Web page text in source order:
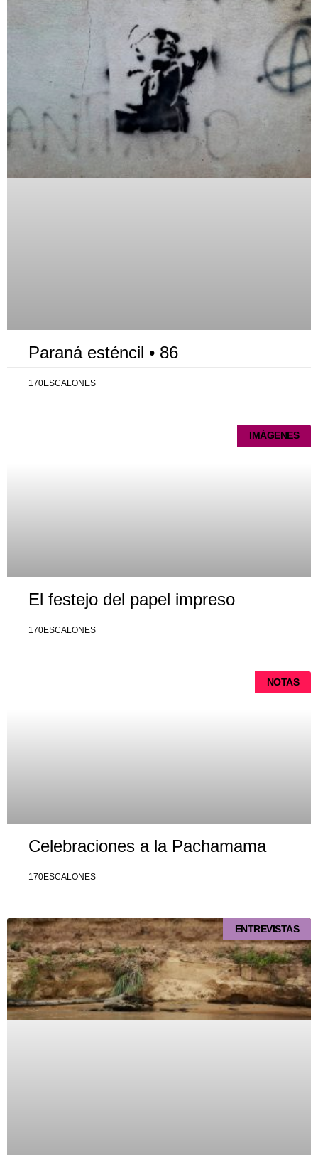
Paraná esténcil • 86
170ESCALONES
IMÁGENES
El festejo del papel impreso
170ESCALONES
NOTAS
Celebraciones a la Pachamama
170ESCALONES
ENTREVISTAS